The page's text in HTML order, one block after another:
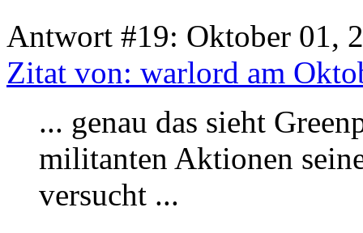
Antwort #19: Oktober 01,
Zitat von: warlord am
... genau das sieht
militanten Aktionen
versucht ...